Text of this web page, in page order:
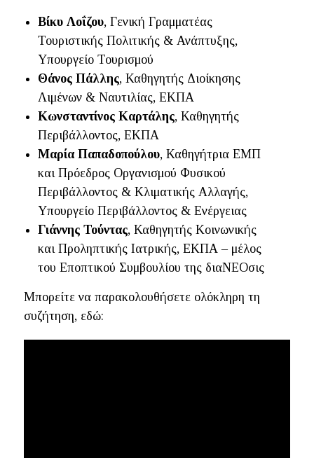
Βίκυ Λοΐζου, Γενική Γραμματέας
Τουριστικής Πολιτικής & Ανάπτυξης,
Υπουργείο Τουρισμού
Θάνος Πάλλης, Καθηγητής Διοίκησης
Λιμένων & Ναυτιλίας, ΕΚΠΑ
Κωνσταντίνος Καρτάλης, Καθηγητής
Περιβάλλοντος, ΕΚΠΑ
Μαρία Παπαδοπούλου, Καθηγήτρια ΕΜΠ
και Πρόεδρος Οργανισμού Φυσικού
Περιβάλλοντος & Κλιματικής Αλλαγής,
Υπουργείο Περιβάλλοντος & Ενέργειας
Γιάννης Τούντας, Καθηγητής Κοινωνικής
και Προληπτικής Ιατρικής, ΕΚΠΑ – μέλος
του Εποπτικού Συμβουλίου της διαΝΕΟσις
Μπορείτε να παρακολουθήσετε ολόκληρη τη
συζήτηση, εδώ: